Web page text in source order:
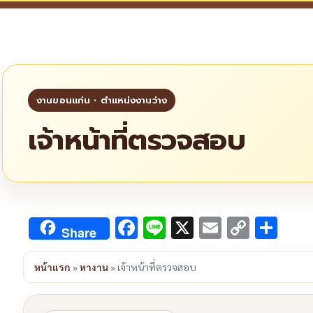
เจ้าหน้าที่ตรวจสอบ
Share Facebook
Line
X Email
Copy
Link
หน้าแรก »หางาน »เจ้าหน้าที่ตรวจสอบ